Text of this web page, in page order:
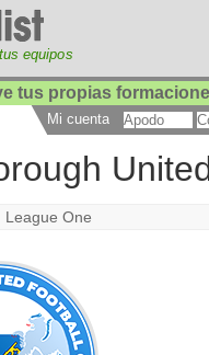
equipos
tus propias
Mi cuenta
League One